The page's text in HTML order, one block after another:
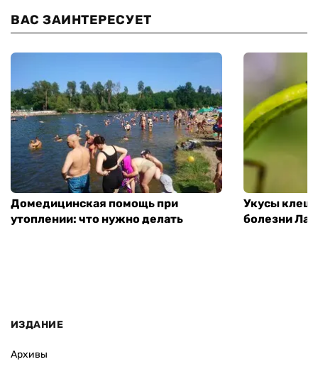
ВАС ЗАИНТЕРЕСУЕТ
Домедицинская помощь при
утоплении: что нужно делать
Укусы
болезни
ИЗДАНИЕ
Архивы